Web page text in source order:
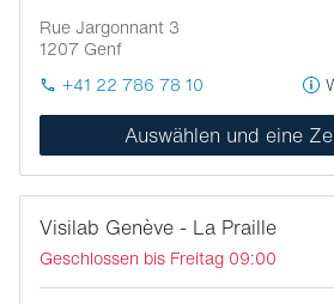
Rue Jargonnant 3
1207 Genf
+41 22 786 78 10
Auswählen und eine
Visilab Genève - La Praille
Geschlossen bis Freitag 09:00